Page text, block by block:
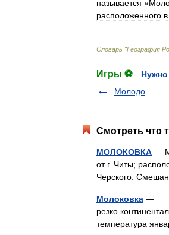
называется «
расположенного в
Словарь "География
Игры ⚽
Молодо
Смотреть что
МОЛОКОВКА —
от г. Читы;
Черского.
Молоковка —
резко
температура